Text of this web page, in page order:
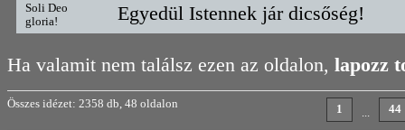
Soli Deo
gloria!
Egyedül Istennek jár dicsőség!
Ha valamit nem találsz ezen az oldalon, lapozz
Összes idézet: 2358 db, 48 oldalon 1 ... 44